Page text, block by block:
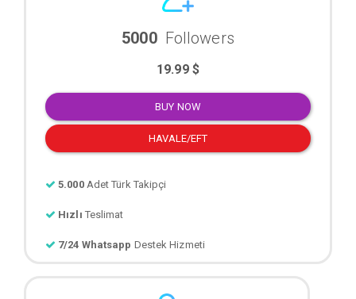
5000 Followers
19.99 $
BUY NOW
HAVALE/EFT
5.000 Adet Türk Takipçi
Hızlı Teslimat
7/24 Whatsapp Destek Hizmeti